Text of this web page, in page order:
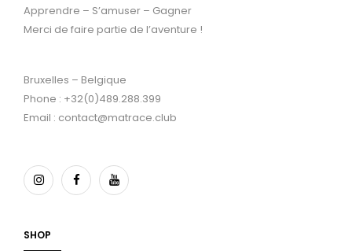
Apprendre – S’amuser – Gagner
Merci de faire partie de l’aventure !
Bruxelles – Belgique
Phone : +32(0)489.288.399
Email : contact@matrace.club
SHOP